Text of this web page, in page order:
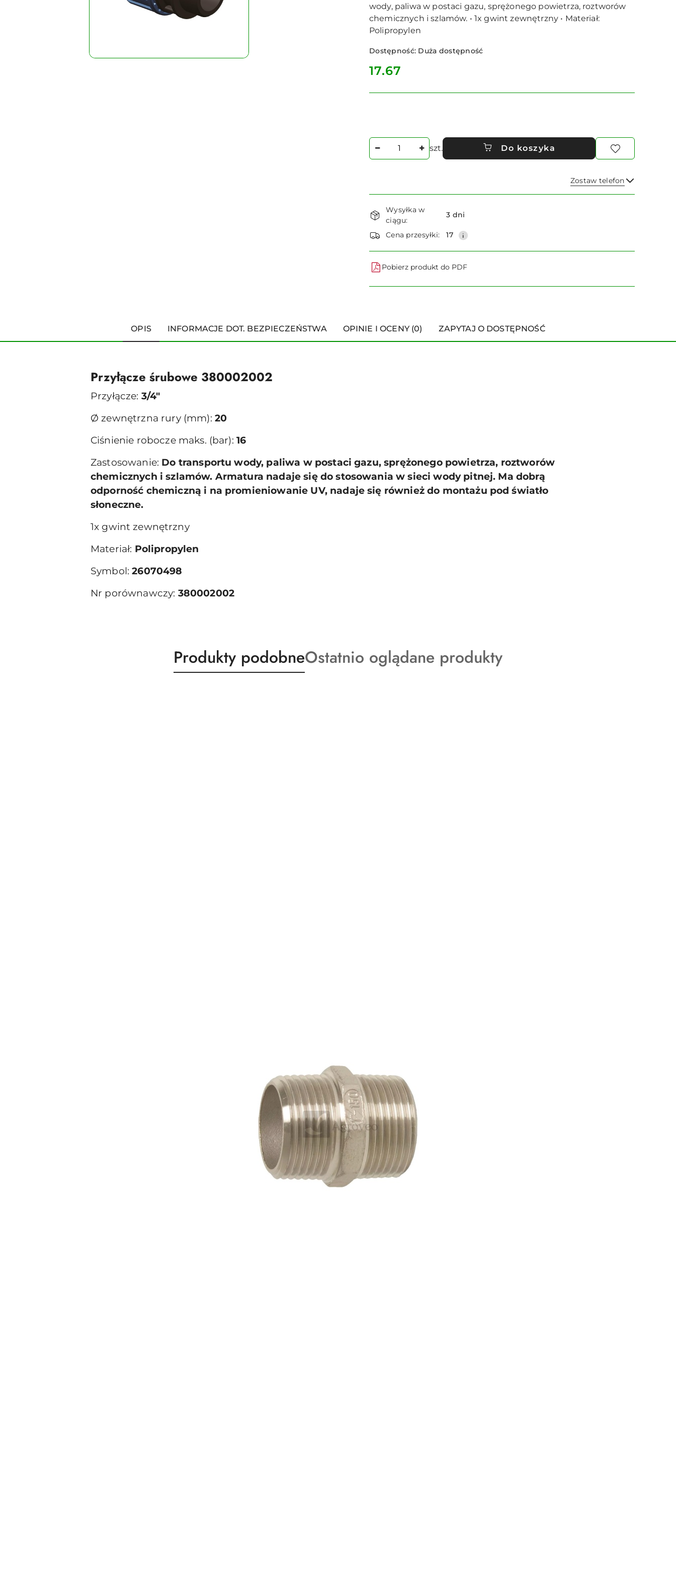
wody, paliwa w postaci gazu, sprężonego powietrza, roztworów
chemicznych i szlamów. • 1x gwint zewnętrzny • Materiał:
Polipropylen
Dostępność: Duża dostępność
cena:
17.67
Ilość
szt. Do koszyka
Zostaw telefon
Wyślij
Dostępność
i
dostawa
Wysyłka w
ciągu:
3 dni
Cena przesyłki: 17
Pobierz produkt do PDF
OPIS INFORMACJE DOT. BEZPIECZEŃSTWA OPINIE I OCENY (0) ZAPYTAJ O DOSTĘPNOŚĆ
Przyłącze śrubowe 380002002
Przyłącze: 3/4"
Ø zewnętrzna rury (mm): 20
Ciśnienie robocze maks. (bar): 16
Zastosowanie: Do transportu wody, paliwa w postaci gazu, sprężonego powietrza, roztworów
chemicznych i szlamów. Armatura nadaje się do stosowania w sieci wody pitnej. Ma dobrą
odporność chemiczną i na promieniowanie UV, nadaje się również do montażu pod światło
słoneczne.
1x gwint zewnętrzny
Materiał: Polipropylen
Symbol:26070498
Nr porównawczy: 380002002
Produkty
o
Produkty podobneProdukty
o
Ostatnio oglądane produkty